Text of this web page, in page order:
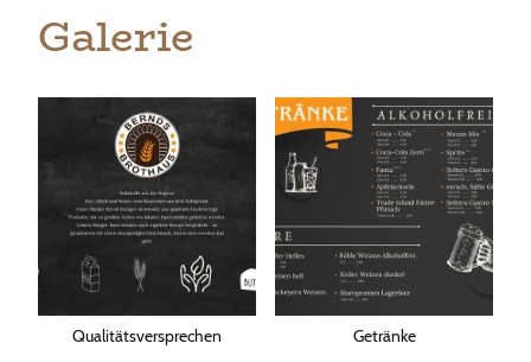
Galerie
Qualitätsversprechen Getränke